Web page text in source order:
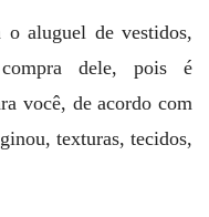
o aluguel de vestidos,
dele, pois é
você, de acordo com
texturas, tecidos,